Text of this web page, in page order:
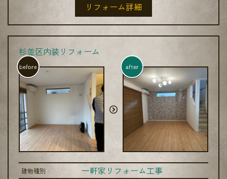
リフォーム詳細
杉並区内装リフォーム
before after
建物種別 一軒家リフォーム工事